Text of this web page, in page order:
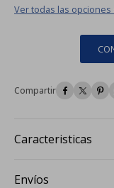
Ver todas las
  
Caracteristicas
Envíos